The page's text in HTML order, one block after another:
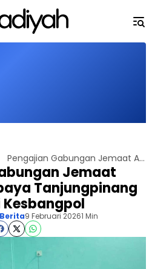
Pengajian Gabungan Jemaat Ahmadiyah Topaya Tanjungpinang Dihadiri Kesbangpol
Jemaat
Tanjungpinang
Berita9 Februari 20261 Min